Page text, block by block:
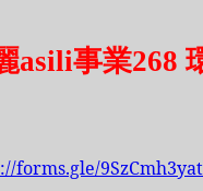
asili事業268
forms.gle/